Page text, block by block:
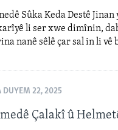
Sûka Keda Destê
li ser xwe dimînin,
nanê sêlê çar sal in li vê
DUYEM 22, 2025
Çalakî û